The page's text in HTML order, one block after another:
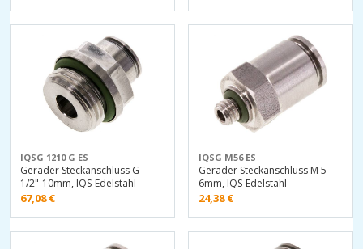
IQSG 1210 G ES
Gerader Steckanschluss G
1/2"-10mm, IQS-Edelstahl
67,08€
IQSG M56 ES
Gerader Steckanschluss M 5-
6mm, IQS-Edelstahl
24,38€